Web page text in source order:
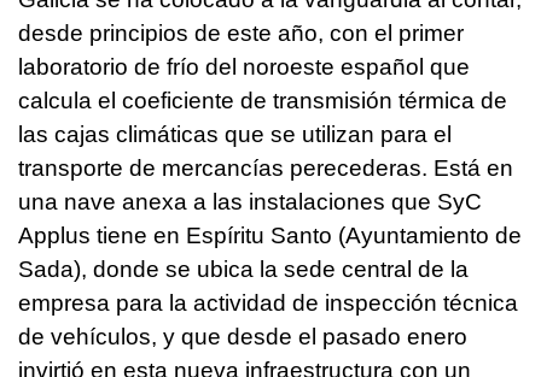
desde principios de este año, con el primer
laboratorio de frío del noroeste español que
calcula el coeficiente de transmisión térmica de
las cajas climáticas que se utilizan para el
transporte de mercancías perecederas. Está en
una nave anexa a las instalaciones que SyC
Applus tiene en Espíritu Santo (Ayuntamiento de
Sada), donde se ubica la sede central de la
empresa para la actividad de inspección técnica
de vehículos, y que desde el pasado enero
invirtió en esta nueva infraestructura con un